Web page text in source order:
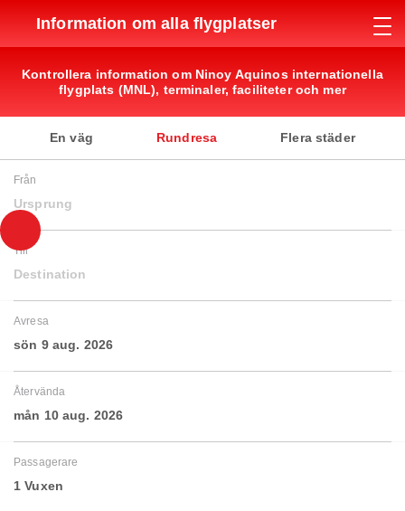
Information om alla flygplatser
Kontrollera information om Ninoy Aquinos internationella
flygplats (MNL), terminaler, faciliteter och mer
En väg Rundresa Flera städer
Från
Ursprung
Till
Destination
Avresa
sön 9 aug. 2026
Återvända
mån 10 aug. 2026
Passagerare
1 Vuxen